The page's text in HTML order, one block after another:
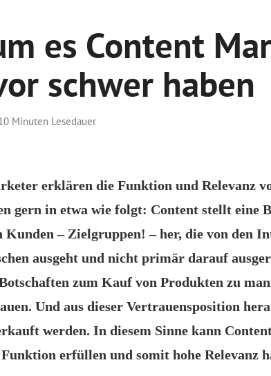
es Content
schwer haben
Minuten Lesedauer
erklären die Funktion und Relevanz
gern in etwa wie folgt: Content stellt eine
Kunden – Zielgruppen! – her, die von den
ausgeht und nicht primär darauf
zum Kauf von Produkten zu
Und aus dieser Vertrauensposition
werden. In diesem Sinne kann
erfüllen und somit hohe Relevanz